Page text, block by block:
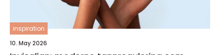
inspiration
10. May 2026